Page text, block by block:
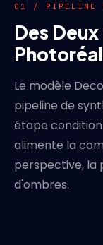
01 / PIPELINE
Des
Le modèle
pipeline de
étape
alimente la
perspective, la
d'ombres.